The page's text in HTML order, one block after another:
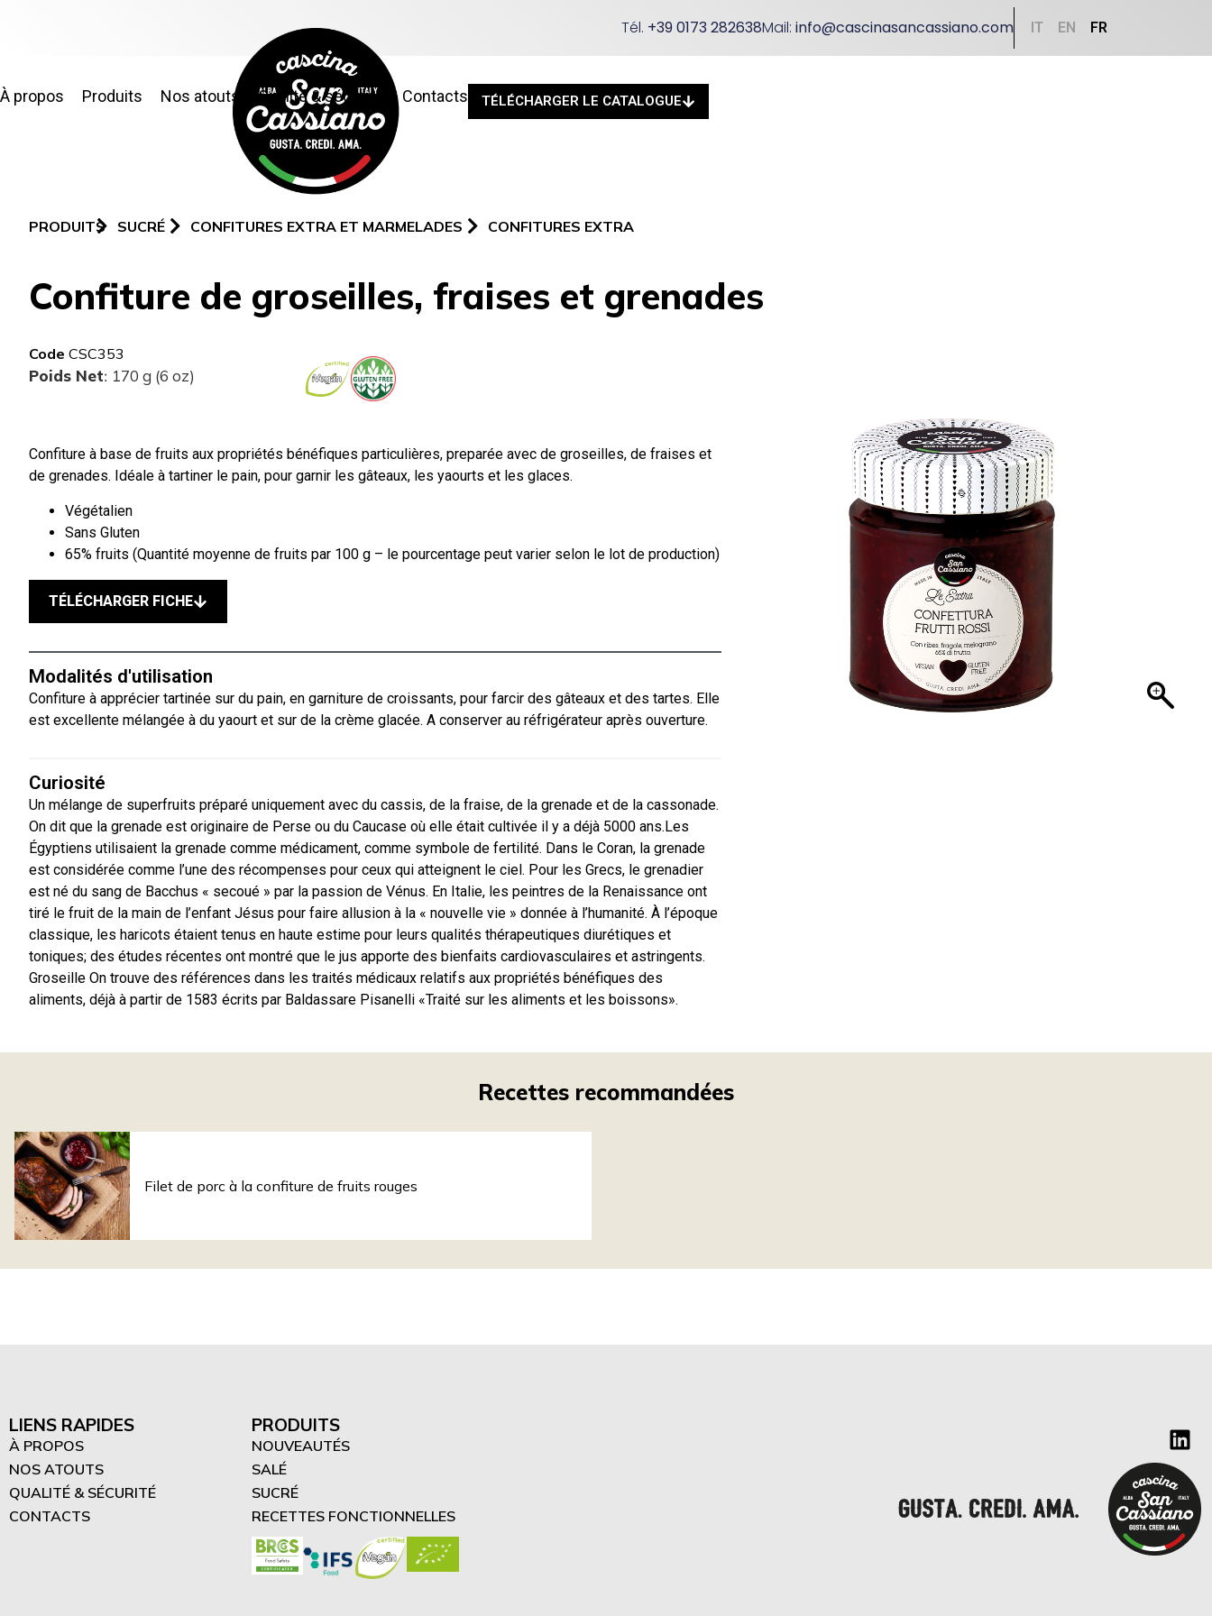
Tél. +39 0173 282638Mail:info@cascinasancassiano.com IT EN FR
À propos Produits Nos atouts Qualité & sécurité Contacts TÉLÉCHARGER LE CATALOGUE
PRODUITS SUCRÉ CONFITURES EXTRA ET MARMELADES CONFITURES EXTRA
Confiture de groseilles, fraises et grenades
Code CSC353
Poids Net: 170 g (6 oz)
Confiture à base de fruits aux propriétés bénéfiques particulières, preparée avec de groseilles, de fraises et
de grenades. Idéale à tartiner le pain, pour garnir les gâteaux, les yaourts et les glaces.
Végétalien
Sans Gluten
65% fruits (Quantité moyenne de fruits par 100 g – le pourcentage peut varier selon le lot de production)
TÉLÉCHARGER FICHE
Modalités d'utilisation
Confiture à apprécier tartinée sur du pain, en garniture de croissants, pour farcir des gâteaux et des tartes. Elle
est excellente mélangée à du yaourt et sur de la crème glacée. A conserver au réfrigérateur après ouverture.
Curiosité
Un mélange de superfruits préparé uniquement avec du cassis, de la fraise, de la grenade et de la cassonade.
On dit que la grenade est originaire de Perse ou du Caucase où elle était cultivée il y a déjà 5000 ans.Les
Égyptiens utilisaient la grenade comme médicament, comme symbole de fertilité. Dans le Coran, la grenade
est considérée comme l’une des récompenses pour ceux qui atteignent le ciel. Pour les Grecs, le grenadier
est né du sang de Bacchus « secoué » par la passion de Vénus. En Italie, les peintres de la Renaissance ont
tiré le fruit de la main de l’enfant Jésus pour faire allusion à la « nouvelle vie » donnée à l’humanité. À l’époque
classique, les haricots étaient tenus en haute estime pour leurs qualités thérapeutiques diurétiques et
toniques; des études récentes ont montré que le jus apporte des bienfaits cardiovasculaires et astringents.
Groseille On trouve des références dans les traités médicaux relatifs aux propriétés bénéfiques des
aliments, déjà à partir de 1583 écrits par Baldassare Pisanelli «Traité sur les aliments et les boissons».
Recettes recommandées
Filet de porc à la confiture de fruits rouges
LIENS RAPIDES
À PROPOS
NOS ATOUTS
QUALITÉ & SÉCURITÉ
CONTACTS
PRODUITS
NOUVEAUTÉS
SALÉ
SUCRÉ
RECETTES FONCTIONNELLES